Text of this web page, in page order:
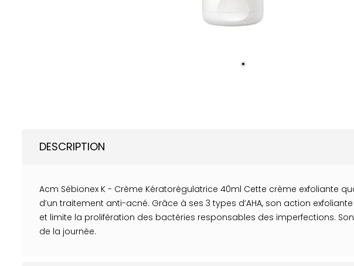
DESCRIPTION
Acm Sébionex K - Crème Kératorégulatrice 40ml Cette crème exfoliante
d’un traitement anti-acné. Grâce à ses 3 types d’AHA, son action
et limite la prolifération des bactéries responsables des imperfections.
de la journée.